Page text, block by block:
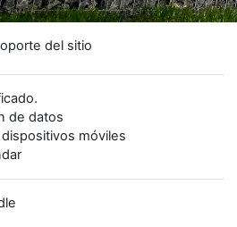
del sitio
de datos
móviles